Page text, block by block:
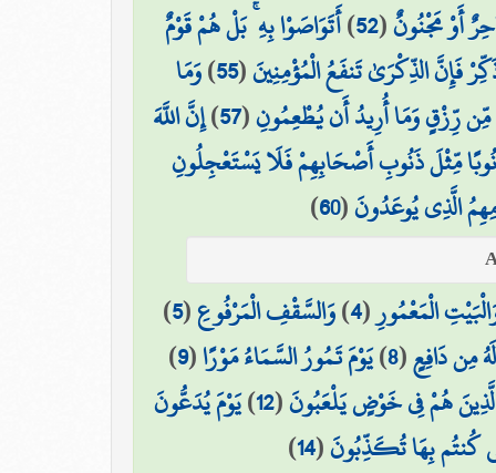
أَوْ مَجْنُونٌ(
52
)أَتَوَاصَوْا بِهِ ۚ بَلْ هُمْ قَوْمٌ
فَإِنَّ الذِّكْرَىٰ تَنفَعُ الْمُؤْمِنِينَ(
55
)وَمَا
مِّن رِّزْقٍ وَمَا أُرِيدُ أَن يُطْعِمُونِ(
57
)إِنَّ اللَّهَ
مِّثْلَ ذَنُوبِ أَصْحَابِهِمْ فَلَا يَسْتَعْجِلُونِ
الَّذِي يُوعَدُونَ(
60
)
الْمَعْمُورِ(
4
)وَالسَّقْفِ الْمَرْفُوعِ(
5
)
مِن دَافِعٍ(
8
)يَوْمَ تَمُورُ السَّمَاءُ مَوْرًا(
9
)
هُمْ فِي خَوْضٍ يَلْعَبُونَ(
12
)يَوْمَ يُدَعُّونَ
كُنتُم بِهَا تُكَذِّبُونَ(
14
)